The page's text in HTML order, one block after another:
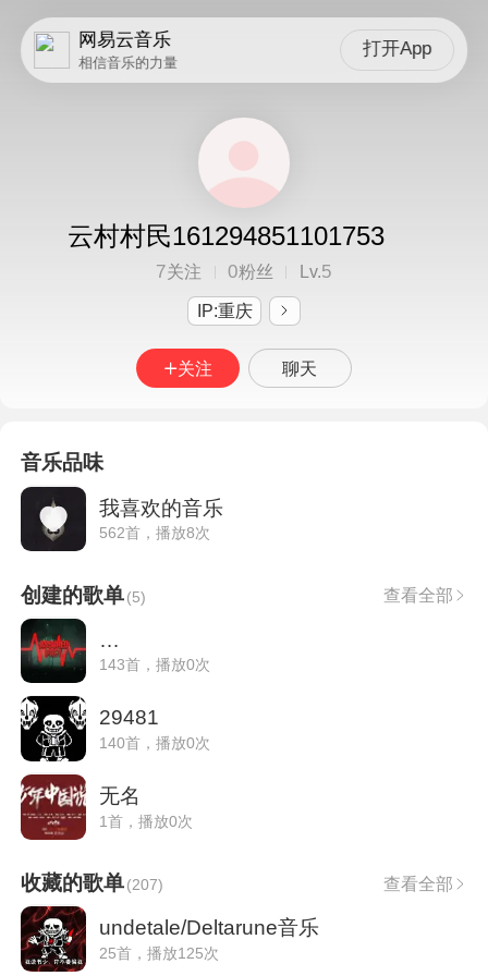
网易云音乐
相信音乐的力量
打开App
云村村民161294851101753
7关注 0粉丝 Lv.5
IP:重庆
关注 聊天
音乐品味
我喜欢的音乐
562首，播放8次
创建的歌单(5) 查看全部
…
143首，播放0次
29481
140首，播放0次
无名
1首，播放0次
收藏的歌单(207) 查看全部
undetale/Deltarune音乐
25首，播放125次